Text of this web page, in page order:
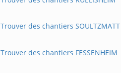
Trouver des chantiers SOULTZMATT
Trouver des chantiers FESSENHEIM